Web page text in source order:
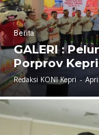
Berita
GALERI :
Porprov
Redaksi KONI Kepri -